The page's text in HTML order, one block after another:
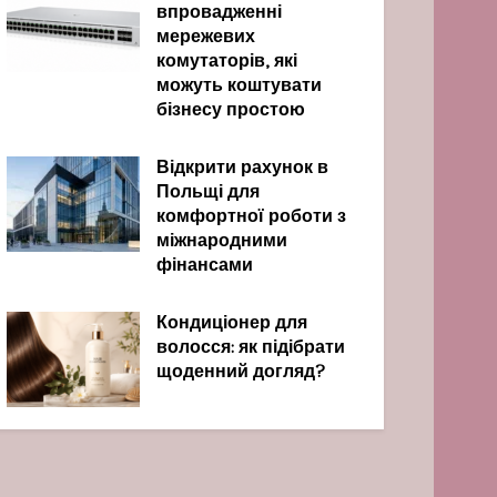
впровадженні
мережевих
комутаторів, які
можуть коштувати
бізнесу простою
Відкрити рахунок в
Польщі для
комфортної роботи з
міжнародними
фінансами
Кондиціонер для
волосся: як підібрати
щоденний догляд?